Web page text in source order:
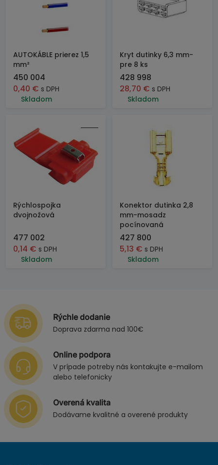
AUTOKÁBLE prierez 1,5
mm²
450 004
0,40 € s DPH
Skladom
Kryt dutinky 6,3 mm-
pre 8 ks
428 998
28,70 € s DPH
Skladom
Rýchlospojka
dvojnožová
477 002
0,14 € s DPH
Skladom
Konektor dutinka 2,8
mm-mosadz
pocínovaná
427 800
5,13 € s DPH
Skladom
Rýchle dodanie
Doprava zdarma nad 100€
Online podpora
V prípade potreby nás kontakujte e-mailom
alebo telefonicky
Overená kvalita
Dodávame kvalitné a overené produkty